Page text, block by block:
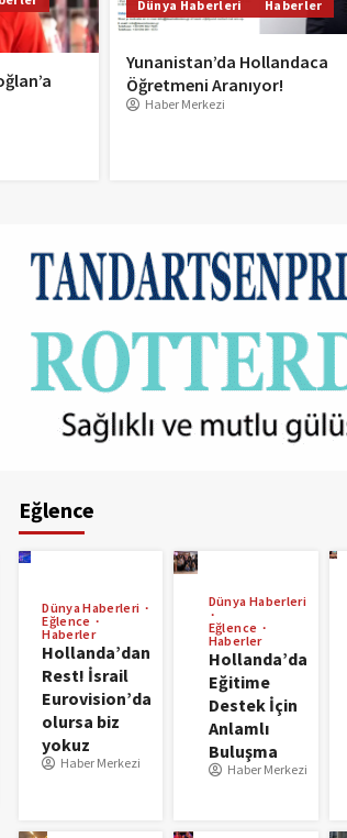
Dünya Haberleri Haberler
Yunanistan’da Hollandaca
Öğretmeni Aranıyor!
Haber Merkezi
Eğlence
Dünya Haberleri
Eğlence
Haberler
Hollanda’dan
Rest! İsrail
Eurovision’da
olursa biz
yokuz
Haber Merkezi
Dünya Haberleri
Eğlence
Haberler
Hollanda’da
Eğitime
Destek İçin
Anlamlı
Buluşma
Haber Merkezi